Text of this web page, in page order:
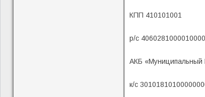
КПП 410101001
р/с
АКБ «Муниципальный
к/с